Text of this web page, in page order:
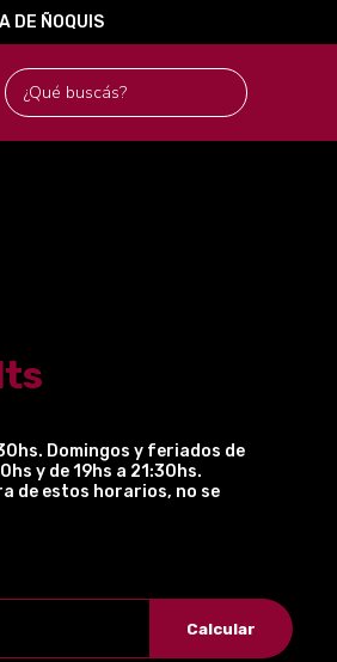
ÑOQUIS
Domingos y feriados de
y de 19hs a 21:30hs.
de estos horarios, no se
Calcular